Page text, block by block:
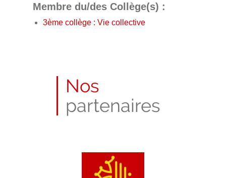
Membre du/des Collège(s) :
3ème collège : Vie collective
Nos
partenaires